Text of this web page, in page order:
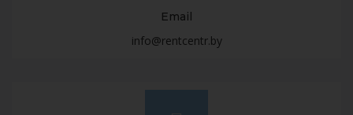
Email
info@rentcentr.by